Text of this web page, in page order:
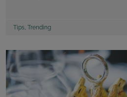
Tips, Trending